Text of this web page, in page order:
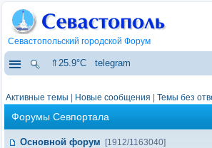
Севастопольский городской Форум
⇑25.9°C telegram
Активные темы Новые сообщения Темы без
Форумы Севпортала
Основной форум
[1912/1163040]